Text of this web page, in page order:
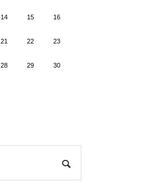
14 15 16
21 22 23
28 29 30